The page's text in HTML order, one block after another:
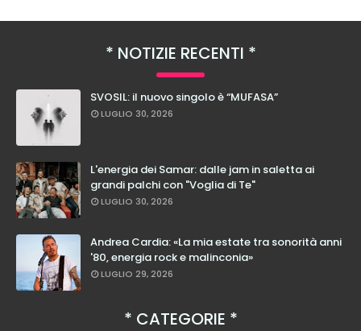
NOTIZIE RECENTI
SVOSIL: il nuovo singolo è “MUFASA”
LUGLIO 30, 2026
L'energia dei Samar: dalle jam in saletta ai
grandi palchi con "Voglia di Te"
LUGLIO 30, 2026
Andrea Cardia: «La mia estate tra sonorità anni
'80, energia rock e malinconia»
LUGLIO 29, 2026
CATEGORIE